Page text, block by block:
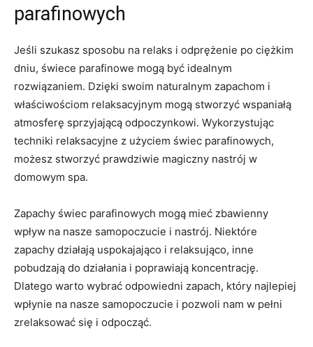
parafinowych
Jeśli szukasz sposobu na relaks i odprężenie ⁢po ciężkim
dniu, świece parafinowe mogą⁤ być idealnym
rozwiązaniem. Dzięki swoim naturalnym zapachom i
właściwościom relaksacyjnym mogą stworzyć wspaniałą⁢
atmosferę sprzyjającą odpoczynkowi. Wykorzystując
techniki relaksacyjne⁤ z użyciem⁢ świec parafinowych,
możesz stworzyć prawdziwie magiczny nastrój w
domowym ‌spa.
Zapachy świec parafinowych mogą mieć ⁤zbawienny
wpływ‌ na nasze samopoczucie i nastrój. Niektóre
zapachy działają uspokajająco i relaksująco, inne
pobudzają do działania ‍i poprawiają ‍koncentrację.
Dlatego warto wybrać odpowiedni ‌zapach, który najlepiej
wpłynie na nasze samopoczucie i pozwoli nam w pełni
zrelaksować się i odpocząć.